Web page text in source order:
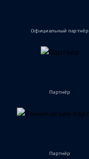
Официальный партнёр
Партнёр
Партнёр